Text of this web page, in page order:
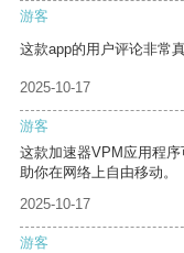
游客
这款app的用户评论非常
2025-10-17
游客
这款加速器VPM应用程
助你在网络上自由移动。
2025-10-17
游客